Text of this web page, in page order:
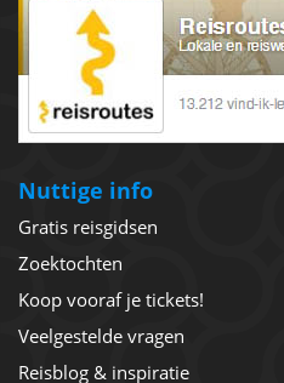
Nuttige info
Gratis reisgidsen
Zoektochten
Koop vooraf je tickets!
Veelgestelde vragen
Reisblog & inspiratie